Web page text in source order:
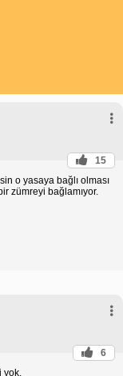
15
o yasaya bağlı olması
zümreyi bağlamıyor.
6